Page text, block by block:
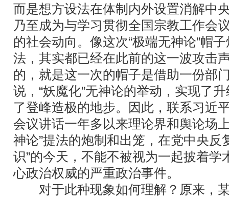
而是想方设法在体制内外设置消解中
乃至成为与学习贯彻全国宗教工作会
的社会动向。像这次“极端无神论”帽
法，其实都已经在此前的这一波攻击
的，就是这一次的帽子是借助一份部
说，“妖魔化”无神论的举动，实现了
了登峰造极的地步。因此，联系习近
会议讲话一年多以来理论界和舆论场
神论”提法的炮制和出笼，在党中央反
识”的今天，不能不被视为一起披着学
心政治权威的严重政治事件。
对于此种现象如何理解？原来，某